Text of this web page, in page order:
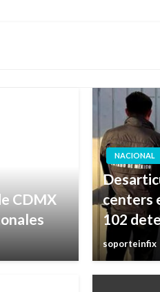
CDMX
NACIONAL
centers
102
soporteinfix